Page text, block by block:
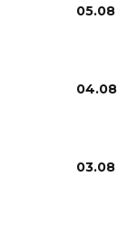
05.08
04.08
03.08